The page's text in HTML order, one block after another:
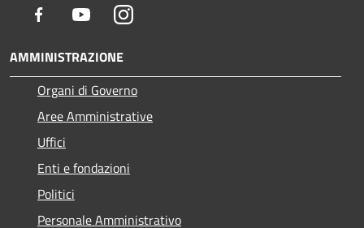
Facebook YoutubeInstagram
AMMINISTRAZIONE
Organi di Governo
Aree Amministrative
Uffici
Enti e fondazioni
Politici
Personale Amministrativo